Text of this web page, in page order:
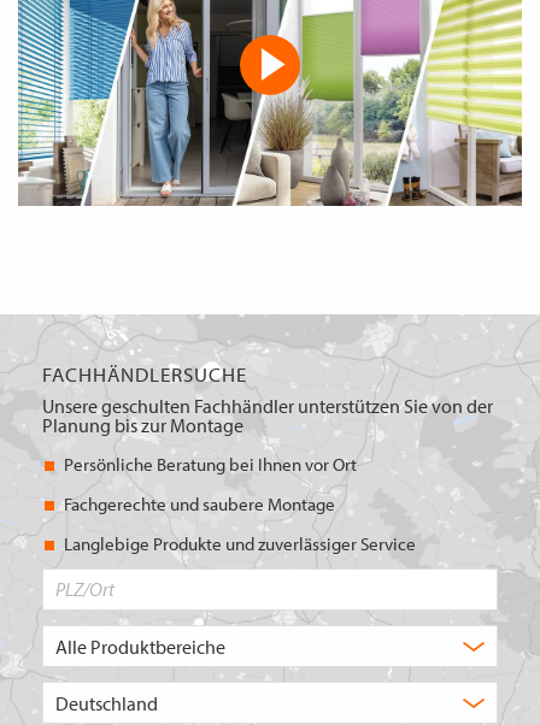
FACHHÄNDLERSUCHE
Unsere geschulten Fachhändler unterstützen Sie von der
Planung bis zur Montage
Persönliche Beratung bei Ihnen vor Ort
Fachgerechte und saubere Montage
Langlebige Produkte und zuverlässiger Service